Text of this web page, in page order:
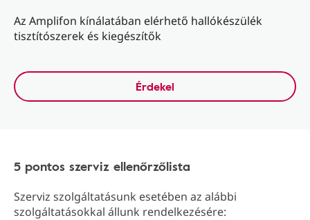
Az Amplifon kínálatában elérhető hallókészülék
tisztítószerek és kiegészítők
Érdekel
5 pontos szerviz ellenőrzőlista
Szerviz szolgáltatásunk esetében az alábbi
szolgáltatásokkal állunk rendelkezésére: